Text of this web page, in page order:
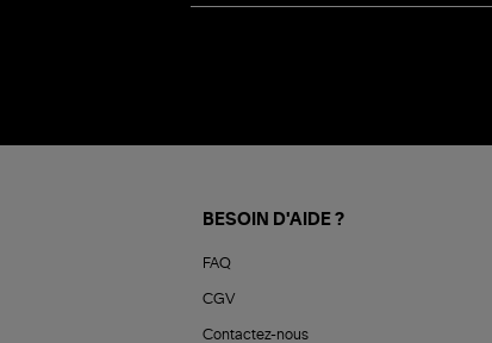
BESOIN D'AIDE ?
FAQ
CGV
Contactez-nous